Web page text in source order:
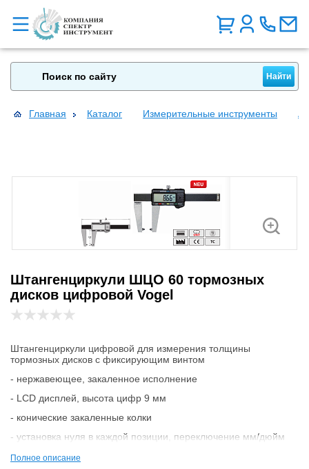
Главная Каталог Измерительные инструменты
Штангенциркули ШЦО 60 тормозных
дисков цифровой Vogel
Штангенциркули цифровой для измерения толщины
тормозных дисков с фиксирующим винтом
- нержавеющее, закаленное исполнение
- LCD дисплей, высота цифр 9 мм
- конические закаленные колки
- установка нуля в каждой позиции, переключение мм/дюйм
- кнопка Вкл/Выкл, функция Hold
Полное описание